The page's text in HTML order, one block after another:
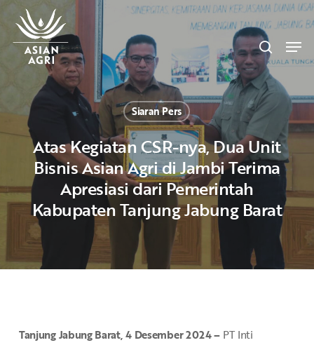
main
content
search
Siaran Pers
Atas Kegiatan CSR-nya, Dua Unit
Bisnis Asian Agri di Jambi Terima
Apresiasi dari Pemerintah
Kabupaten Tanjung Jabung Barat
Tanjung Jabung Barat, 4 Desember 2024 – PT Inti
Menu